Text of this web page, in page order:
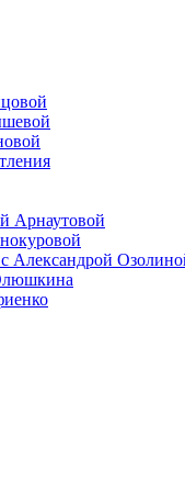
Арнаутовой
Александрой